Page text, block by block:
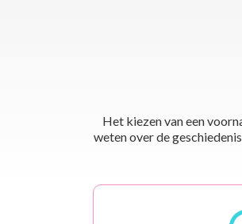
Het kiezen van een
weten over de